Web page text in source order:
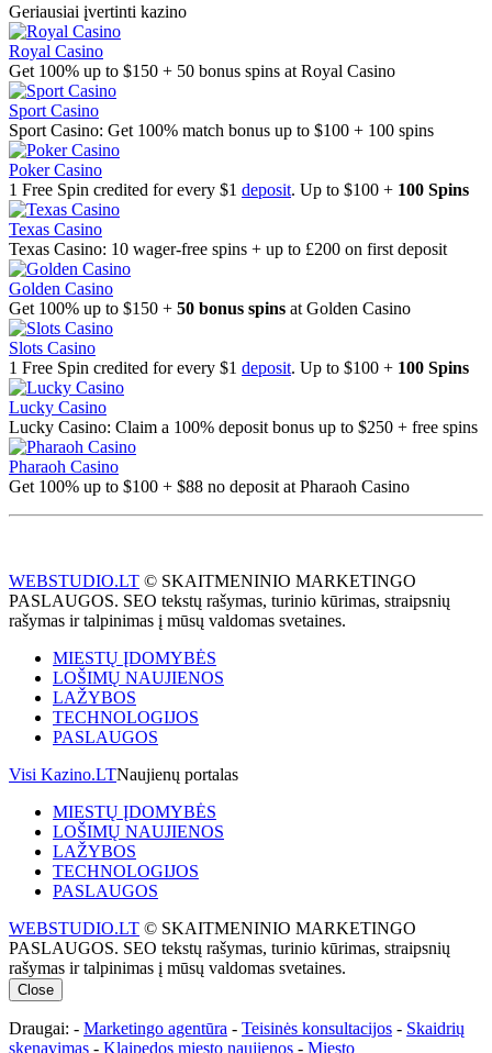
Geriausiai įvertinti kazino
Royal Casino
Get 100% up to $150 + 50 bonus spins at Royal Casino
Sport Casino
Sport Casino: Get 100% match bonus up to $100 + 100 spins
Poker Casino
1 Free Spin credited for every $1 deposit. Up to $100 + 100 Spins
Texas Casino
Texas Casino: 10 wager-free spins + up to £200 on first deposit
Golden Casino
Get 100% up to $150 + 50 bonus spins at Golden Casino
Slots Casino
1 Free Spin credited for every $1 deposit. Up to $100 + 100 Spins
Lucky Casino
Lucky Casino: Claim a 100% deposit bonus up to $250 + free spins
Pharaoh Casino
Get 100% up to $100 + $88 no deposit at Pharaoh Casino
WEBSTUDIO.LT © SKAITMENINIO MARKETINGO
PASLAUGOS. SEO tekstų rašymas, turinio kūrimas, straipsnių
rašymas ir talpinimas į mūsų valdomas svetaines.
MIESTŲ ĮDOMYBĖS
LOŠIMŲ NAUJIENOS
LAŽYBOS
TECHNOLOGIJOS
PASLAUGOS
Visi Kazino.LTNaujienų portalas
MIESTŲ ĮDOMYBĖS
LOŠIMŲ NAUJIENOS
LAŽYBOS
TECHNOLOGIJOS
PASLAUGOS
WEBSTUDIO.LT © SKAITMENINIO MARKETINGO
PASLAUGOS. SEO tekstų rašymas, turinio kūrimas, straipsnių
rašymas ir talpinimas į mūsų valdomas svetaines.
Close
Draugai: - Marketingo agentūra - Teisinės konsultacijos - Skaidrių
skenavimas - Klaipedos miesto naujienos - Miesto